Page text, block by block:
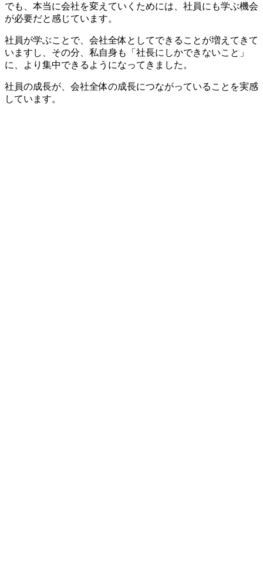
でも、本当に会社を変えていくためには、社員にも学ぶ機会
が必要だと感じています。
社員が学ぶことで、会社全体としてできることが増えてきて
いますし、その分、私自身も「社長にしかできないこと」
に、より集中できるようになってきました。
社員の成長が、会社全体の成長につながっていることを実感
しています。